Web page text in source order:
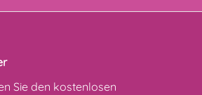
Sie den kostenlosen